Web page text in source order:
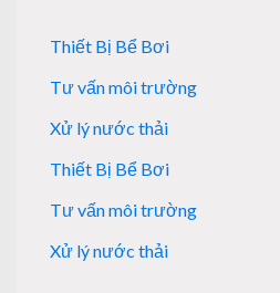
Thiết Bị Bể Bơi
Tư vấn môi trường
Xử lý nước thải
Thiết Bị Bể Bơi
Tư vấn môi trường
Xử lý nước thải